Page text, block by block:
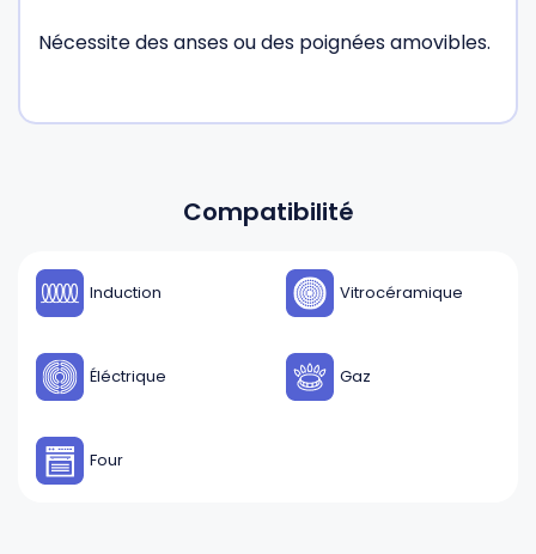
Nécessite des anses ou des poignées amovibles.
Compatibilité
Induction Vitrocéramique
Éléctrique Gaz
Four